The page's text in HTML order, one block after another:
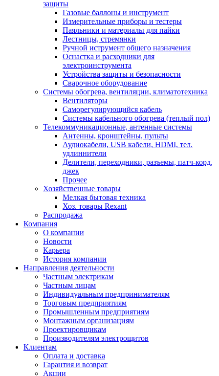
защиты
Газовые баллоны и инструмент
Измерительные приборы и тестеры
Паяльники и материалы для пайки
Лестницы, стремянки
Ручной иструмент общего назначения
Оснастка и расходники для
электроинструмента
Устройства защиты и безопасности
Сварочное оборудование
Системы обогрева, вентиляции, климатотехника
Вентиляторы
Саморегулирующийся кабель
Системы кабельного обогрева (теплый пол)
Телекоммуникационные, антенные системы
Антенны, кронштейны, пульты
Аудиокабели, USB кабели, HDMI, тел.
удлиннители
Делители, переходники, разъемы, патч-корд,
джек
Прочее
Хозяйственные товары
Мелкая бытовая техника
Хоз. товары Rexant
Распродажа
Компания
О компании
Новости
Карьера
История компании
Направления деятельности
Частным электрикам
Частным лицам
Индивидуальным предпринимателям
Торговым предприятиям
Промышленным предприятиям
Монтажным организациям
Проектировщикам
Производителям электрощитов
Клиентам
Оплата и доставка
Гарантия и возврат
Акции